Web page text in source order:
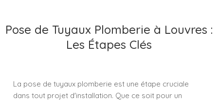
Pose de Tuyaux Plomberie à Louvres :
Les Étapes Clés
La pose de tuyaux plomberie est une étape cruciale
dans tout projet d'installation. Que ce soit pour un